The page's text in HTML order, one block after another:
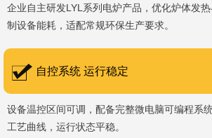
企业自主研发LYL系列电炉产品，优化炉体发
制设备能耗，适配常规环保生产要求。
自控系统 运行稳定
设备温控区间可调，配备完整微电脑可编程系
工艺曲线，运行状态平稳。